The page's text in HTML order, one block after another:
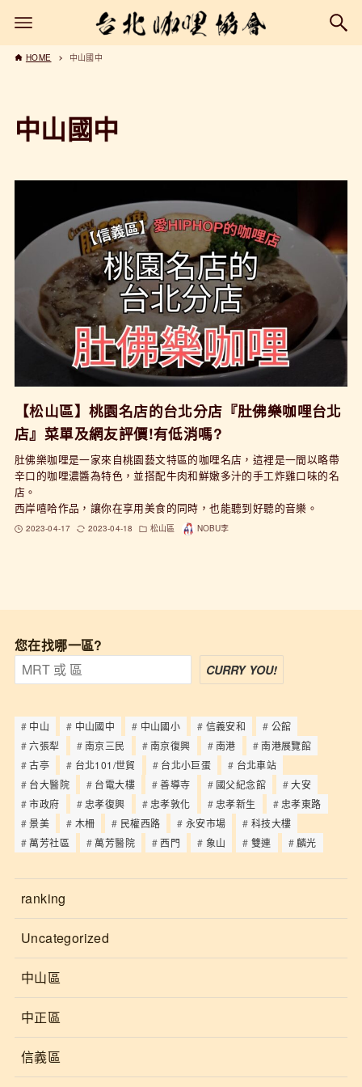
HOME 中山國中
中山國中
【松山區】桃園名店的台北分店『肚佛樂咖哩台北
店』菜單及網友評價!有低消嗎?
肚佛樂咖哩是一家來自桃園藝文特區的咖哩名店，這裡是一間以略帶
辛口的咖哩濃醬為特色，並搭配牛肉和鮮嫩多汁的手工炸雞口味的名
店。
西岸嘻哈作品，讓你在享用美食的同時，也能聽到好聽的音樂。
2023-04-17 2023-04-18 松山區 NOBU李
您在找哪一區?
CURRY YOU!
中山 中山國中 中山國小 信義安和
公館
六張犁
南京三民 南京復興 南港
南港展覽館
古亭
台北101/世貿 台北小巨蛋
台北車站
台大醫院
台電大樓 善導寺 國父紀念館
大安
市政府
忠孝復興 忠孝敦化 忠孝新生
忠孝東路
景美
木柵 民權西路 永安市場
科技大樓
萬芳社區
萬芳醫院 西門 象山 雙連 麟光
ranking
Uncategorized
中山區
中正區
信義區